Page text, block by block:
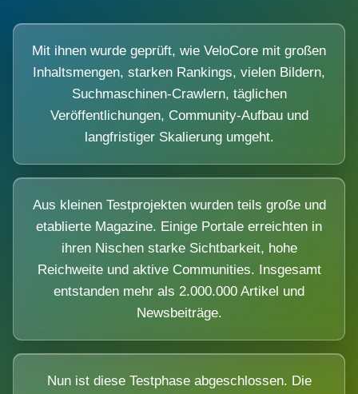
Mit ihnen wurde geprüft, wie VeloCore mit großen
Inhaltsmengen, starken Rankings, vielen Bildern,
Suchmaschinen-Crawlern, täglichen
Veröffentlichungen, Community-Aufbau und
langfristiger Skalierung umgeht.
Aus kleinen Testprojekten wurden teils große und
etablierte Magazine. Einige Portale erreichten in
ihren Nischen starke Sichtbarkeit, hohe
Reichweite und aktive Communities. Insgesamt
entstanden mehr als 2.000.000 Artikel und
Newsbeiträge.
Nun ist diese Testphase abgeschlossen. Die